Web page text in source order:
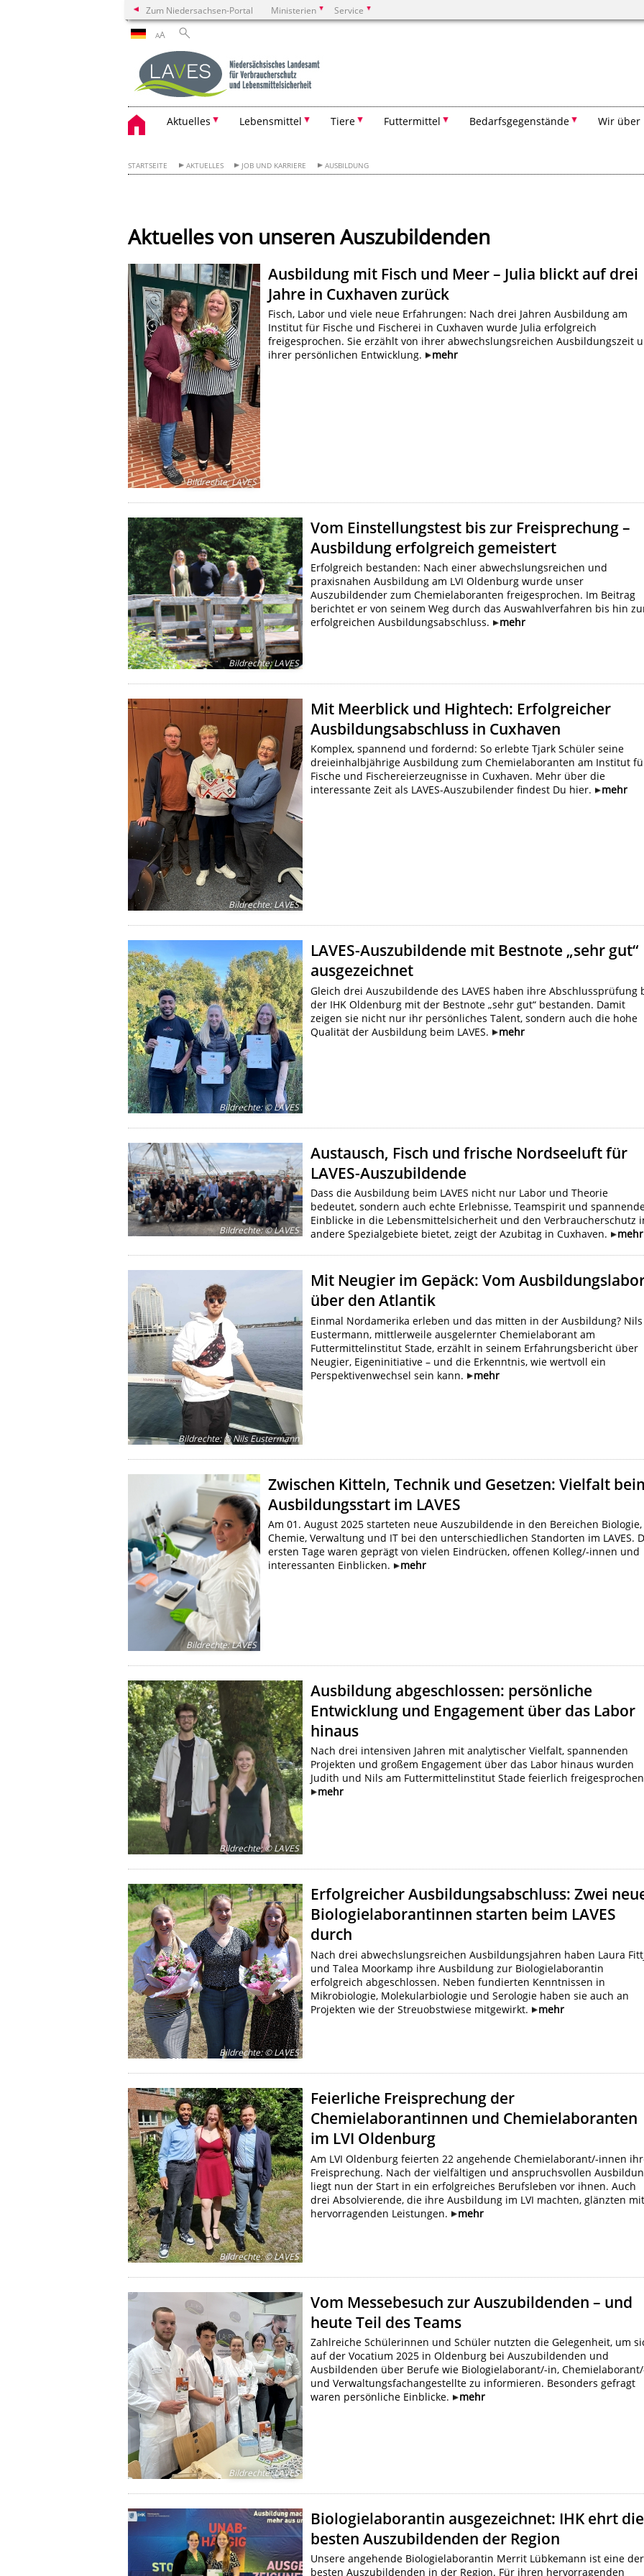
Zum Niedersachsen-Portal Ministerien Service
AA
Aktuelles Lebensmittel Tiere Futtermittel Bedarfsgegenstände Wir über
STARTSEITE AKTUELLES JOB UND KARRIERE AUSBILDUNG
Aktuelles von unseren Auszubildenden
Bildrechte:LAVES
Ausbildung mit Fisch und Meer – Julia blickt auf drei
Jahre in Cuxhaven zurück
Fisch, Labor und viele neue Erfahrungen: Nach drei Jahren Ausbildung am
Institut für Fische und Fischerei in Cuxhaven wurde Julia erfolgreich
freigesprochen. Sie erzählt von ihrer abwechslungsreichen Ausbildungszeit
ihrer persönlichen Entwicklung.
mehr
Bildrechte:LAVES
Vom Einstellungstest bis zur Freisprechung –
Ausbildung erfolgreich gemeistert
Erfolgreich bestanden: Nach einer abwechslungsreichen und
praxisnahen Ausbildung am LVI Oldenburg wurde unser
Auszubildender zum Chemielaboranten freigesprochen. Im Beitrag
berichtet er von seinem Weg durch das Auswahlverfahren bis hin
erfolgreichen Ausbildungsabschluss.
mehr
Bildrechte:LAVES
Mit Meerblick und Hightech: Erfolgreicher
Ausbildungsabschluss in Cuxhaven
Komplex, spannend und fordernd: So erlebte Tjark Schüler seine
dreieinhalbjährige Ausbildung zum Chemielaboranten am Institut
Fische und Fischereierzeugnisse in Cuxhaven. Mehr über die
interessante Zeit als LAVES-Auszubilender findest Du hier.
mehr
Bildrechte:© LAVES
LAVES-Auszubildende mit Bestnote „sehr gut“
ausgezeichnet
Gleich drei Auszubildende des LAVES haben ihre Abschlussprüfung
der IHK Oldenburg mit der Bestnote „sehr gut“ bestanden. Damit
zeigen sie nicht nur ihr persönliches Talent, sondern auch die hohe
Qualität der Ausbildung beim LAVES.
mehr
Bildrechte:© LAVES
Austausch, Fisch und frische Nordseeluft für
LAVES-Auszubildende
Dass die Ausbildung beim LAVES nicht nur Labor und Theorie
bedeutet, sondern auch echte Erlebnisse, Teamspirit und
Einblicke in die Lebensmittelsicherheit und den Verbraucherschutz
andere Spezialgebiete bietet, zeigt der Azubitag in Cuxhaven.
mehr
Bildrechte:© Nils Eustermann
Mit Neugier im Gepäck: Vom
über den Atlantik
Einmal Nordamerika erleben und das mitten in der Ausbildung? Nils
Eustermann, mittlerweile ausgelernter Chemielaborant am
Futtermittelinstitut Stade, erzählt in seinem Erfahrungsbericht über
Neugier, Eigeninitiative – und die Erkenntnis, wie wertvoll ein
Perspektivenwechsel sein kann.
mehr
Bildrechte:LAVES
Zwischen Kitteln, Technik und Gesetzen: Vielfalt
Ausbildungsstart im LAVES
Am 01. August 2025 starteten neue Auszubildende in den Bereichen Biologie,
Chemie, Verwaltung und IT bei den unterschiedlichen Standorten im LAVES.
ersten Tage waren geprägt von vielen Eindrücken, offenen Kolleg/-innen und
interessanten Einblicken.
mehr
Bildrechte:© LAVES
Ausbildung abgeschlossen: persönliche
Entwicklung und Engagement über das Labor
hinaus
Nach drei intensiven Jahren mit analytischer Vielfalt, spannenden
Projekten und großem Engagement über das Labor hinaus wurden
Judith und Nils am Futtermittelinstitut Stade feierlich
mehr
Bildrechte:© LAVES
Erfolgreicher Ausbildungsabschluss: Zwei
Biologielaborantinnen starten beim LAVES
durch
Nach drei abwechslungsreichen Ausbildungsjahren haben Laura
und Talea Moorkamp ihre Ausbildung zur Biologielaborantin
erfolgreich abgeschlossen. Neben fundierten Kenntnissen in
Mikrobiologie, Molekularbiologie und Serologie haben sie auch an
Projekten wie der Streuobstwiese mitgewirkt.
mehr
Bildrechte:© LAVES
Feierliche Freisprechung der
Chemielaborantinnen und Chemielaboranten
im LVI Oldenburg
Am LVI Oldenburg feierten 22 angehende Chemielaborant/-innen
Freisprechung. Nach der vielfältigen und anspruchsvollen
liegt nun der Start in ein erfolgreiches Berufsleben vor ihnen. Auch
drei Absolvierende, die ihre Ausbildung im LVI machten, glänzten
hervorragenden Leistungen.
mehr
Bildrechte:LAVES
Vom Messebesuch zur Auszubildenden – und
heute Teil des Teams
Zahlreiche Schülerinnen und Schüler nutzten die Gelegenheit, um
auf der Vocatium 2025 in Oldenburg bei Auszubildenden und
Ausbildenden über Berufe wie Biologielaborant/-in,
und Verwaltungsfachangestellte zu informieren. Besonders gefragt
waren persönliche Einblicke.
mehr
Biologielaborantin ausgezeichnet: IHK ehrt die
besten Auszubildenden der Region
Unsere angehende Biologielaborantin Merrit Lübkemann ist eine der
besten Auszubildenden in der Region. Für ihren hervorragenden